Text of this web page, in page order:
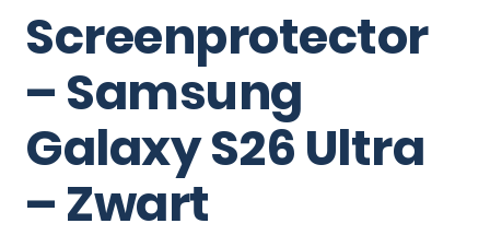
Screenprotector
– Samsung
Galaxy S26 Ultra
– Zwart